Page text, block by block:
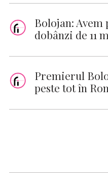
Bolojan:
dobânzi de 11
Premierul
peste tot în